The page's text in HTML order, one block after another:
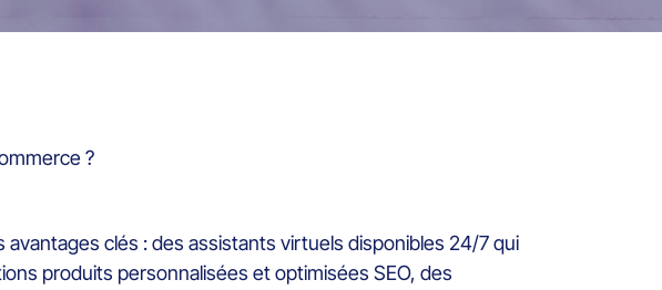
?
avantages clés : des assistants virtuels disponibles 24/7 qui
produits personnalisées et optimisées SEO, des